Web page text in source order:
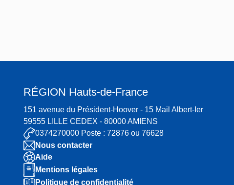
RÉGION Hauts-de-France
151 avenue du Président-Hoover - 15 Mail Albert-Ier
59555 LILLE CEDEX - 80000 AMIENS
0374270000 Poste : 72876 ou 76628
Nous contacter
Aide
Mentions légales
Politique de confidentialité